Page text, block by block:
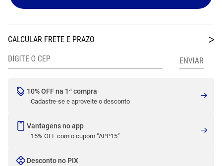
10% OFF na 1ª compra
Cadastre-se e aproveite o desconto
Vantagens no app
15% OFF com o cupom “APP15”
Desconto no PIX